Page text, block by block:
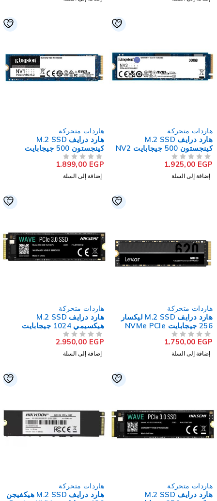
هاردات متحركة
هارد درايف M.2 SSD
كينجستون 500 جيجابايت NV2
NVMe PCIe
1.925,00EGP
إضافة إلى السلة
هاردات متحركة
هارد درايف M.2 SSD
كينجستون 500 جيجابايت
NVMe PCIe NV1
1.899,00EGP
إضافة إلى السلة
هاردات متحركة
هارد درايف M.2 SSD ليكسار
256 جيجابايت NVMe PCIe
NM620
1.750,00EGP
إضافة إلى السلة
هاردات متحركة
هارد درايف M.2 SSD
هيكسيمي 1024 جيجابايت
NVMe PCIe Wave
2.950,00EGP
إضافة إلى السلة
هاردات متحركة
هارد درايف M.2 SSD
هاردات متحركة
هارد درايف M.2 SSD هيكفيجن